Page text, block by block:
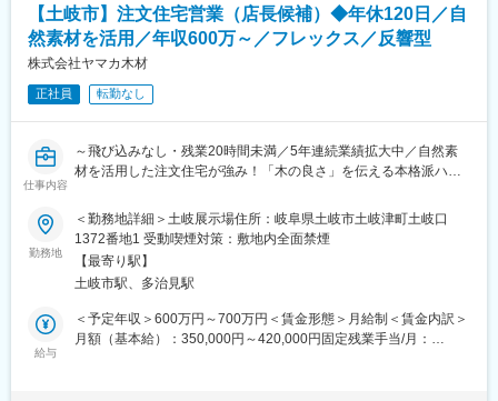
変更の範囲：会社の定める業務
■働く環境：
月の平均残業時間は5～20時間と少なめのため、ワークライフバ
ランスを整えることができます。
■手当・福利厚生について：
◇住宅手当や昼食代補助制度など日々の生活費の節約に繋がる制
目指せます。
◇当社の退職金制度は「確定拠出年金」か「退職金前払い」のど
ンに合わせた柔軟な対応を可能にしています。
■当社について：
1969年に住宅建材販売会社として誕生した当社は、オリジナルブ
売業をメインに、その他情報やサービスなども含むさまざまなも
のを提供している会社です。
【土岐市】注文住宅営業（店長候補）◆年休120日／自
然素材を活用／年収600万～／フレックス／反響型
株式会社ヤマカ木材
正社員 転勤なし
仕事内容
～飛び込みなし・残業20時間未満／5年連続業績拡大中／自然素
材を活用した注文住宅が強み！「木の良さ」を伝える本格派ハウ
■職務内容
・展示場やWEB・チラシ等からの問い合わせ対応
・お客様の要望をヒアリングし、お客様へ当社の注文住宅をご案
内・コンセプト決め
・設計部門・施工部門などと連携しながら、初回接客～契約～住
宅提供できるまで携わります。
勤務地
＜勤務地詳細＞土岐展示場住所：岐阜県土岐市土岐津町土岐口
1372番地1 受動喫煙対策：敷地内全面禁煙
【最寄り駅】
土岐市駅、多治見駅
給与
＜予定年収＞600万円～700万円＜賃金形態＞月給制＜賃金内訳＞
月額（基本給）：350,000円～420,000円固定残業手当/月：